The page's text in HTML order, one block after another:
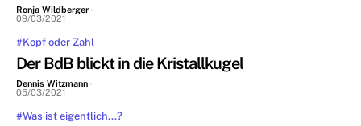
Ronja Wildberger -
09/03/2021
#Kopf oder Zahl
Der BdB blickt in die Kristallkugel
Dennis Witzmann -
05/03/2021
#Was ist eigentlich...?